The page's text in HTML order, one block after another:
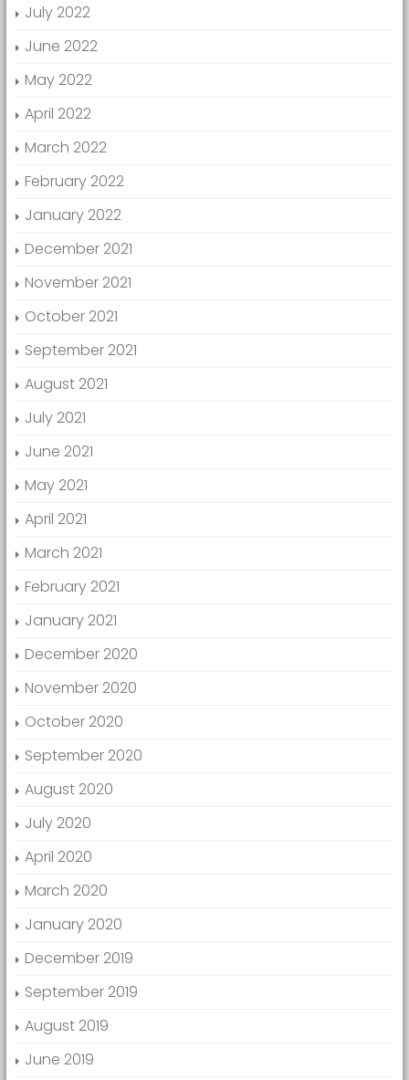
July 2022
June 2022
May 2022
April 2022
March 2022
February 2022
January 2022
December 2021
November 2021
October 2021
September 2021
August 2021
July 2021
June 2021
May 2021
April 2021
March 2021
February 2021
January 2021
December 2020
November 2020
October 2020
September 2020
August 2020
July 2020
April 2020
March 2020
January 2020
December 2019
September 2019
August 2019
June 2019